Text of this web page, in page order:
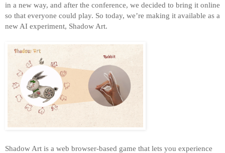
in a new way, and after the conference, we decided to bring it online
so that everyone could play. So today, we’re making it available as a
new AI experiment, Shadow Art.
Shadow Art is a web browser-based game that lets you experience